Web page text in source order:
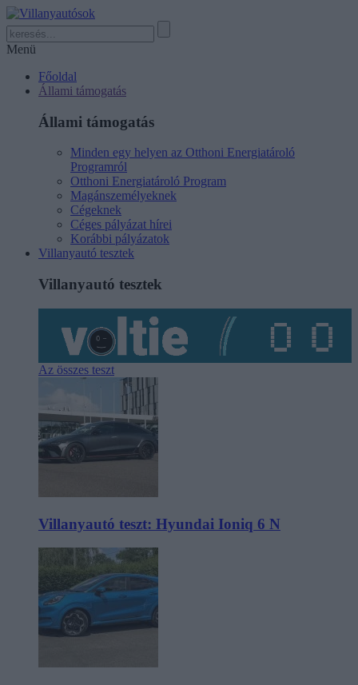
Menü
Főoldal
Állami támogatás
Állami támogatás
Minden egy helyen az Otthoni Energiatároló
Programról
Otthoni Energiatároló Program
Magánszemélyeknek
Cégeknek
Céges pályázat hírei
Korábbi pályázatok
Villanyautó tesztek
Villanyautó tesztek
Az összes teszt
Villanyautó teszt: Hyundai Ioniq 6 N